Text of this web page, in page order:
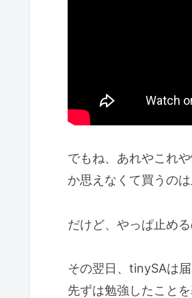
でもね、あれやこれ
か思えなくて買うのは
だけど、やっぱ止め
その翌日、tinySAは
先ずは勉強したこと